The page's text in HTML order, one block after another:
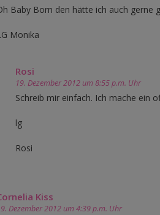
Baby Born den hätte ich auch gerne
Monika
Rosi
19. Dezember 2012 um 8:55 p.m. Uhr
Schreib mir einfach. Ich mache ein
lg
Rosi
Kiss
Dezember 2012 um 4:39 p.m. Uhr